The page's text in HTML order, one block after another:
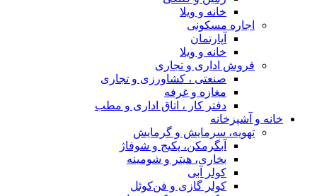
خانه و ویلا
اجاره مسکونی
آپارتمان
خانه و ویلا
فروش اداری و تجاری
صنعتی ، کشاورزی و تجاری
مغازه و غرفه
دفتر کار ، اتاق اداری و مطب
خانه و آشپزخانه
تهویه، سرمایش و گرمایش
آبگرمکن، پکیج و شوفاژ
بخاری، هیتر و شومینه
کولر آبی
کولر گازی و فن‌کوئل